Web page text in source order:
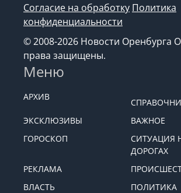
Согласие на обработку Политика
конфиденциальности
© 2008-2026 Новости Оренбурга
права защищены.
Меню
АРХИВ
ЭКСКЛЮЗИВЫ
ВАЖНОЕ
ГОРОСКОП
СИТУАЦИЯ
ДОРОГАХ
РЕКЛАМА
ВЛАСТЬ
ПОЛИТИКА